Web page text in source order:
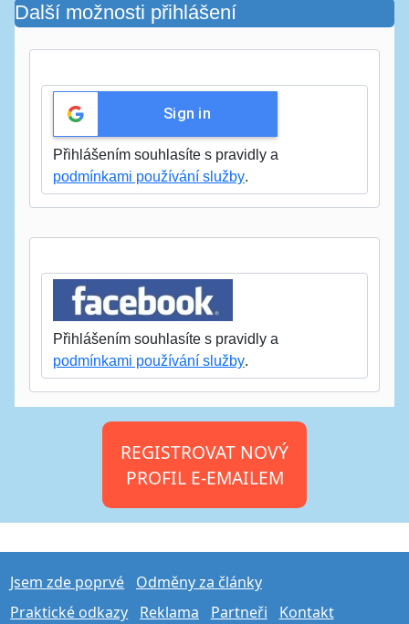
Další možnosti přihlášení
Sign in
Přihlášením souhlasíte s pravidly a
podmínkami používání služby.
Přihlášením souhlasíte s pravidly a
podmínkami používání služby.
REGISTROVAT NOVÝ
PROFIL E-EMAILEM
Jsem zde poprvé
Odměny za články
Praktické odkazy
Reklama Partneři Kontakt